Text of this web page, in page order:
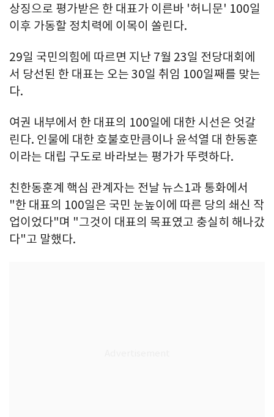
상징으로 평가받은 한 대표가 이른바 '허니문' 100일
이후 가동할 정치력에 이목이 쏠린다.
29일 국민의힘에 따르면 지난 7월 23일 전당대회에
서 당선된 한 대표는 오는 30일 취임 100일째를 맞는
다.
여권 내부에서 한 대표의 100일에 대한 시선은 엇갈
린다. 인물에 대한 호불호만큼이나 윤석열 대 한동훈
이라는 대립 구도로 바라보는 평가가 뚜렷하다.
친한동훈계 핵심 관계자는 전날 뉴스1과 통화에서
"한 대표의 100일은 국민 눈높이에 따른 당의 쇄신 작
업이었다"며 "그것이 대표의 목표였고 충실히 해나갔
다"고 말했다.